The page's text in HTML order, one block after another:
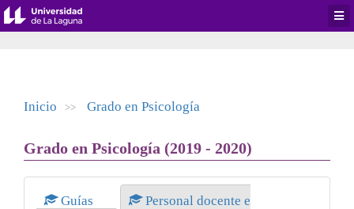
Inicio >> Grado en Psicología
Grado en Psicología (2019 - 2020)
Guías
Personal docente e